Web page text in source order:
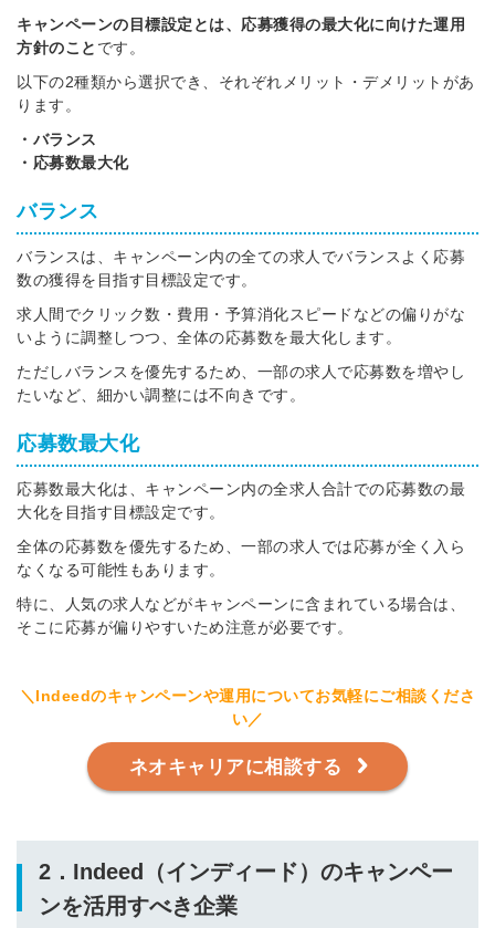
キャンペーンの目標設定とは、応募獲得の最大化に向けた運用
方針のこと です。
以下の2種類から選択でき、それぞれメリット・デメリットがあ
ります。
・バランス
・応募数最大化
バランス
バランスは、キャンペーン内の全ての求人でバランスよく応募
数の獲得を目指す目標設定です。
求人間でクリック数・費用・予算消化スピードなどの偏りがな
いように調整しつつ、全体の応募数を最大化します。
ただしバランスを優先するため、一部の求人で応募数を増やし
たいなど、細かい調整には不向きです。
応募数最大化
応募数最大化は、キャンペーン内の全求人合計での応募数の最
大化を目指す目標設定です。
全体の応募数を優先するため、一部の求人では応募が全く入ら
なくなる可能性もあります。
特に、人気の求人などがキャンペーンに含まれている場合は、
そこに応募が偏りやすいため注意が必要です。
＼Indeedのキャンペーンや運用についてお気軽にご相談くださ
い／
ネオキャリアに相談する
2．Indeed（インディード）のキャンペー
ンを活用すべき企業